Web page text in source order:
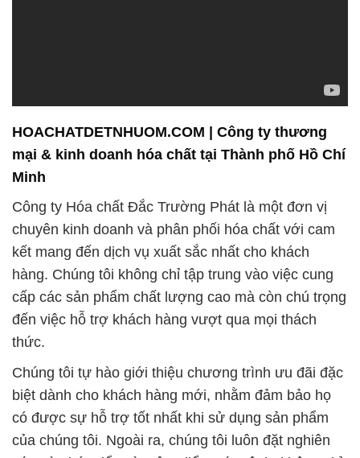
HOACHATDETNHUOM.COM | Công ty thương
mại & kinh doanh hóa chất tại Thành phố Hồ Chí
Minh
Công ty Hóa chất Đắc Trường Phát là một đơn vị
chuyên kinh doanh và phân phối hóa chất với cam
kết mang đến dịch vụ xuất sắc nhất cho khách
hàng. Chúng tôi không chỉ tập trung vào việc cung
cấp các sản phẩm chất lượng cao mà còn chú trọng
đến việc hỗ trợ khách hàng vượt qua mọi thách
thức.
Chúng tôi tự hào giới thiệu chương trình ưu đãi đặc
biệt dành cho khách hàng mới, nhằm đảm bảo họ
có được sự hỗ trợ tốt nhất khi sử dụng sản phẩm
của chúng tôi. Ngoài ra, chúng tôi luôn đặt nghiên